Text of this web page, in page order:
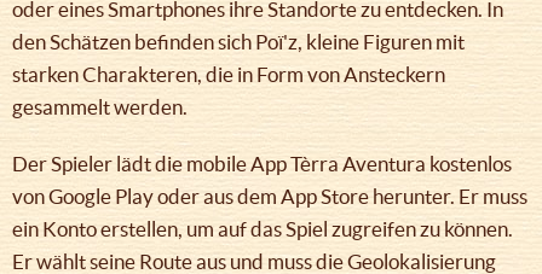
oder eines Smartphones ihre Standorte zu entdecken. In
den Schätzen befinden sich Poï'z, kleine Figuren mit
starken Charakteren, die in Form von Ansteckern
gesammelt werden.
Der Spieler lädt die mobile App Tèrra Aventura kostenlos
von Google Play oder aus dem App Store herunter. Er muss
ein Konto erstellen, um auf das Spiel zugreifen zu können.
Er wählt seine Route aus und muss die Geolokalisierung